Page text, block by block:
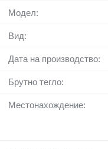
Модел:
Вид:
Дата на производство:
Брутно тегло:
Местонахождение: